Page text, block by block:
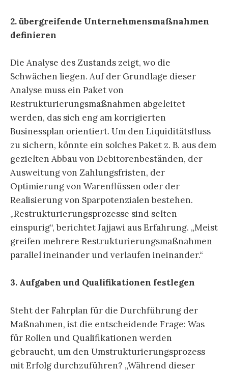
2. übergreifende Unternehmensmaßnahmen
definieren
Die Analyse des Zustands zeigt, wo die
Schwächen liegen. Auf der Grundlage dieser
Analyse muss ein Paket von
Restrukturierungsmaßnahmen abgeleitet
werden, das sich eng am korrigierten
Businessplan orientiert. Um den Liquiditätsfluss
zu sichern, könnte ein solches Paket z. B. aus dem
gezielten Abbau von Debitorenbeständen, der
Ausweitung von Zahlungsfristen, der
Optimierung von Warenflüssen oder der
Realisierung von Sparpotenzialen bestehen.
„Restrukturierungsprozesse sind selten
einspurig“, berichtet Jajjawi aus Erfahrung. „Meist
greifen mehrere Restrukturierungsmaßnahmen
parallel ineinander und verlaufen ineinander.“
3. Aufgaben und Qualifikationen festlegen
Steht der Fahrplan für die Durchführung der
Maßnahmen, ist die entscheidende Frage: Was
für Rollen und Qualifikationen werden
gebraucht, um den Umstrukturierungsprozess
mit Erfolg durchzuführen? „Während dieser